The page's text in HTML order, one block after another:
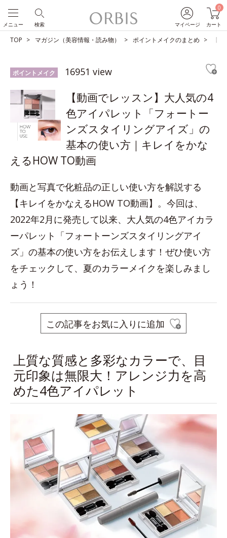
マイページ
0
カート
検索
メニュー
TOP マガジン（美容情報・読み物） ポイントメイクのまとめ 【
ポイントメイク 16951 view
【動画でレッスン】大人気の4
色アイパレット「フォートー
ンズスタイリングアイズ」の
基本の使い方｜キレイをかな
えるHOW TO動画
動画と写真で化粧品の正しい使い方を解説する
【キレイをかなえるHOW TO動画】。今回は、
2022年2月に発売して以来、大人気の4色アイカラ
ーパレット「フォートーンズスタイリングアイ
ズ」の基本の使い方をお伝えします！ぜひ使い方
をチェックして、夏のカラーメイクを楽しみまし
ょう！
この記事をお気に入りに追加
上質な質感と多彩なカラーで、目
元印象は無限大！アレンジ力を高
めた4色アイパレット